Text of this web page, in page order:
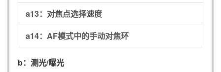
a13： 对焦点选择速度
a14： AF模式中的手动对焦环
b： 测光/曝光